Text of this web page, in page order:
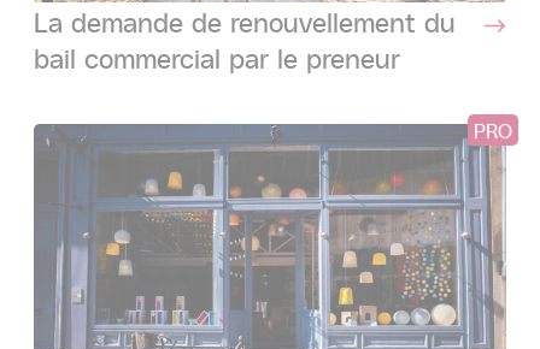
La demande de renouvellement du
bail commercial par le preneur
PRO